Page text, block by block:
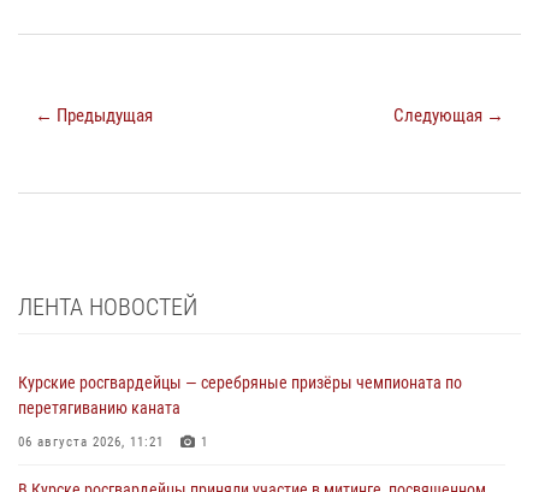
← Предыдущая Следующая →
ЛЕНТА НОВОСТЕЙ
Курские росгвардейцы — серебряные призёры чемпионата по
перетягиванию каната
06 августа 2026, 11:21 1